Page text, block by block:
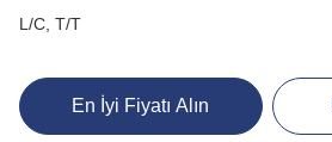
L/C, T/T
En İyi Fiyatı Alın